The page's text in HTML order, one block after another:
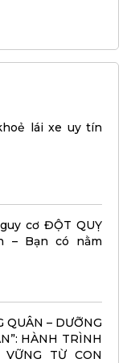
lái xe uy tín
cơ ĐỘT QUỴ
– Bạn có nằm
QUÂN – DƯỠNG
HÀNH TRÌNH
TỪ CON